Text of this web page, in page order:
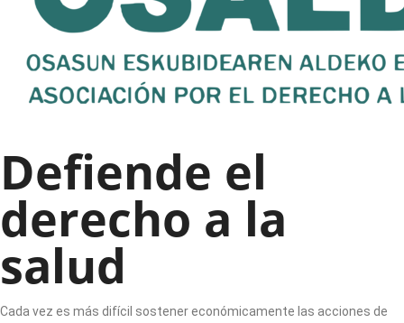
Defiende el
derecho a la
salud
Cada vez es más difícil sostener económicamente las acciones de